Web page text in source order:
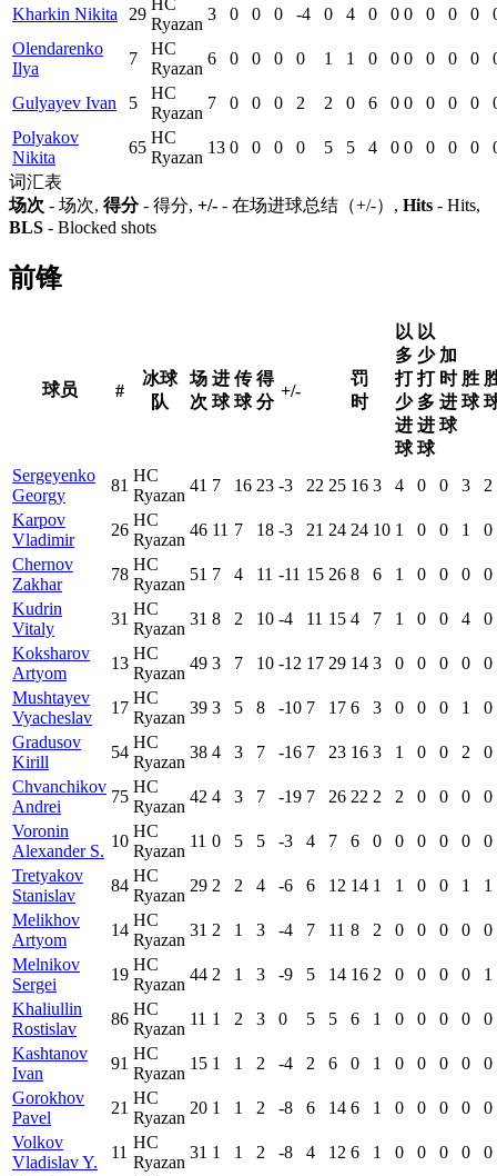
Kharkin Nikita 29
HC
Ryazan
3 0 0 0 -4 0 4 0 0 0 0 0 0
Olendarenko
Ilya
7
HC
Ryazan
6 0 0 0 0 1 1 0 0 0 0 0 0
Gulyayev Ivan 5
HC
Ryazan
7 0 0 0 2 2 0 6 0 0 0 0 0
Polyakov
Nikita
65
HC
Ryazan
13 0 0 0 0 5 5 4 0 0 0 0 0
词汇表
场次 - 场次, 得分- 得分, +/- - 在场进球总结（+/-）, Hits - Hits,
BLS - Blocked shots
前锋
球员 #
冰球
队
场
次
进
球
传
球
得
分
+/-
罚
时
以
多
打
少
进
球
以
少
打
多
进
球
加
时
进
球
胜
球
Sergeyenko
Georgy
81
HC
Ryazan
41 7 16 23 -3 22 25 16 3 4 0 0 3
2
Karpov
Vladimir
26
HC
Ryazan
46 11 7 18 -3 21 24 24 10 1 0 0 1
0
Chernov
Zakhar
78
HC
Ryazan
51 7 4 11 -11 15 26 8 6 1 0 0 0
0
Kudrin
Vitaly
31
HC
Ryazan
31 8 2 10 -4 11 15 4 7 1 0 0 4
0
Koksharov
Artyom
13
HC
Ryazan
49 3 7 10 -12 17 29 14 3 0 0 0 0
0
Mushtayev
Vyacheslav
17
HC
Ryazan
39 3 5 8 -10 7 17 6 3 0 0 0 1
0
Gradusov
Kirill
54
HC
Ryazan
38 4 3 7 -16 7 23 16 3 1 0 0 2
0
Chvanchikov
Andrei
75
HC
Ryazan
42 4 3 7 -19 7 26 22 2 2 0 0 0
0
Voronin
Alexander S.
10
HC
Ryazan
11 0 5 5 -3 4 7 6 0 0 0 0 0
0
Tretyakov
Stanislav
84
HC
Ryazan
29 2 2 4 -6 6 12 14 1 1 0 0 1
1
Melikhov
Artyom
14
HC
Ryazan
31 2 1 3 -4 7 11 8 2 0 0 0 0
0
Melnikov
Sergei
19
HC
Ryazan
44 2 1 3 -9 5 14 16 2 0 0 0 0
1
Khaliullin
Rostislav
86
HC
Ryazan
11 1 2 3 0 5 5 6 1 0 0 0 0
0
Kashtanov
Ivan
91
HC
Ryazan
15 1 1 2 -4 2 6 0 1 0 0 0 0
0
Gorokhov
Pavel
21
HC
Ryazan
20 1 1 2 -8 6 14 6 1 0 0 0 0
0
Volkov
Vladislav Y.
11
HC
Ryazan
31 1 1 2 -8 4 12 6 1 0 0 0 0
0